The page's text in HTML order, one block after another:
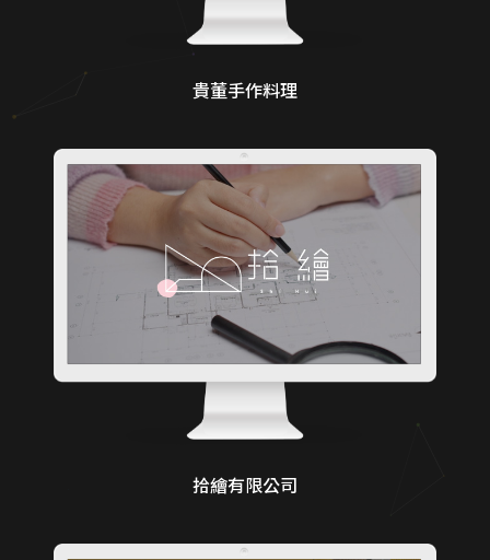
貴董手作料理
拾繪有限公司